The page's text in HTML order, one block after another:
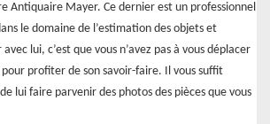
Antiquaire Mayer. Ce dernier est un professionnel
le domaine de l’estimation des objets et
lui, c’est que vous n’avez pas à vous déplacer
pour profiter de son savoir-faire. Il vous suffit
lui faire parvenir des photos des pièces que vous